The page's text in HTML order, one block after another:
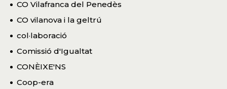
CO Vilafranca del Penedès
CO vilanova i la geltrú
col·laboració
Comissió d'Igualtat
CONÈIXE'NS
Coop-era